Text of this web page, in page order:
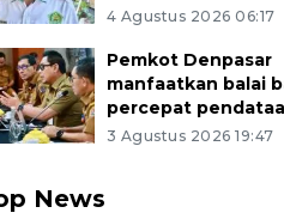
4 Agustus 2026 06:17
Pemkot Denpasar
manfaatkan balai
percepat
3 Agustus 2026 19:47
News